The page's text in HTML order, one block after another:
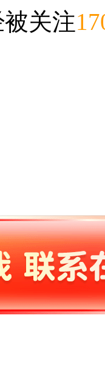
关注